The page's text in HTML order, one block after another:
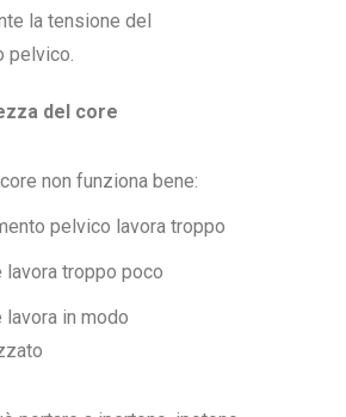
la tensione del
pelvico.
del core
non funziona bene:
pelvico lavora troppo
lavora troppo poco
lavora in modo